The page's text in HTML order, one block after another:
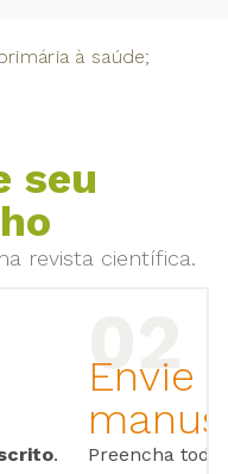
à saúde;
seu
revista científica.
.
Envie
Preencha